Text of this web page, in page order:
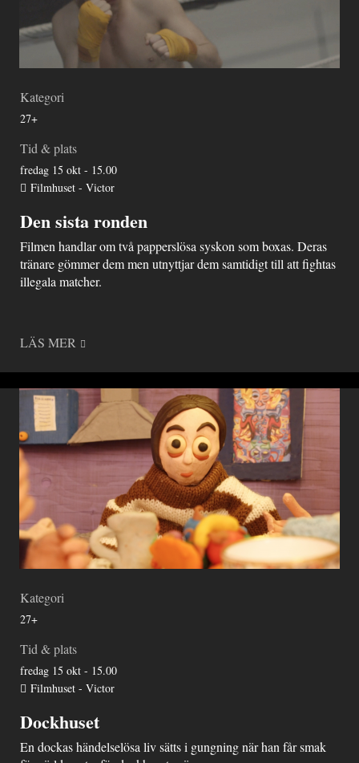
Kategori
27+
Tid & plats
fredag 15 okt - 15.00
Filmhuset - Victor
Den sista ronden
Filmen handlar om två papperslösa syskon som boxas. Deras
tränare gömmer dem men utnyttjar dem samtidigt till att fightas
illegala matcher.
LÄS MER
Kategori
27+
Tid & plats
fredag 15 okt - 15.00
Filmhuset - Victor
Dockhuset
En dockas händelselösa liv sätts i gungning när han får smak